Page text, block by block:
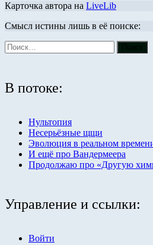
Карточка автора на LiveLib
Смысл истины лишь в её поиске:
В потоке:
Нультопия
Несерьёзные щщи
Эволюция в реальном
И ещё про Вандермеера
Продолжаю про «Другую
Управление и ссылки:
Войти